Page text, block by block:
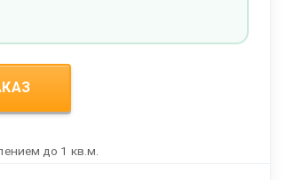
до 1 кв.м.